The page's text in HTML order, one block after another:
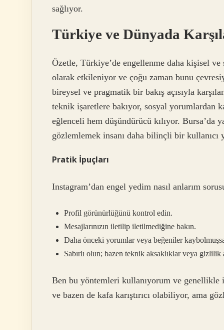
sağlıyor.
Türkiye ve Dünyada
Özetle, Türkiye’de engellenme daha kişisel
olarak etkileniyor ve çoğu zaman bunu
bireysel ve pragmatik bir bakış açısıyla
teknik işaretlere bakıyor, sosyal yorumlardan
eğlenceli hem düşündürücü kılıyor.
gözlemlemek insanı daha bilinçli bir kullanıcı
Pratik İpuçları
Instagram’dan engel yedim nasıl anlarım
Profil görünürlüğünü kontrol edin.
Mesajlarınızın iletilip iletilmediğine bakın.
Daha önceki yorumlar veya beğeniler
Sabırlı olun; bazen teknik aksaklıklar veya
Ben bu yöntemleri kullanıyorum ve genellikle
ve bazen de kafa karıştırıcı olabiliyor, ama